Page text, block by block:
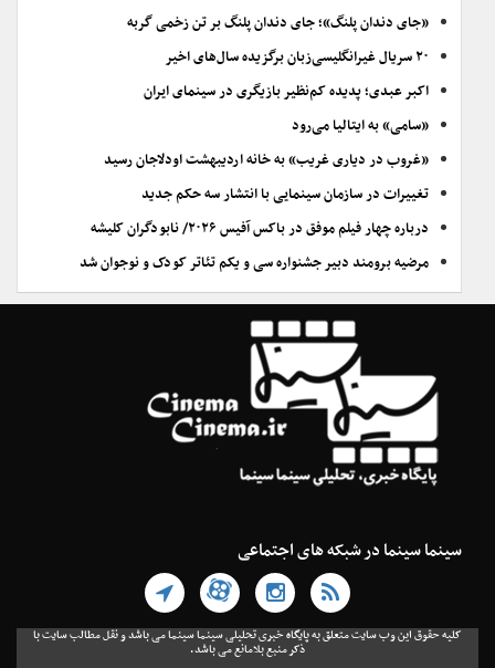
«جای دندان پلنگ»؛ جای دندان پلنگ بر تن زخمی گربه
۲۰ سریال غیرانگلیسی‌زبان برگزیده سال‌های اخیر
اکبر عبدی؛ پدیده کم‌نظیر بازیگری در سینمای ایران
«سامی» به ایتالیا می‌رود
«غروب در دیاری غریب» به خانه اردیبهشت اودلاجان رسید
تغییرات در سازمان سینمایی با انتشار سه حکم جدید
درباره چهار فیلم موفق در باکس آفیس ۲۰۲۶/ نابودگران کلیشه
مرضیه برومند دبیر جشنواره سی و یکم تئاتر کودک و نوجوان شد
سینما سینما در شبکه های اجتماعی
کلیه حقوق این وب سایت متعلق به پایگاه خبری تحلیلی سینما سینما می باشد و نقل مطالب سایت با
ذکر منبع بلامانع می باشد.